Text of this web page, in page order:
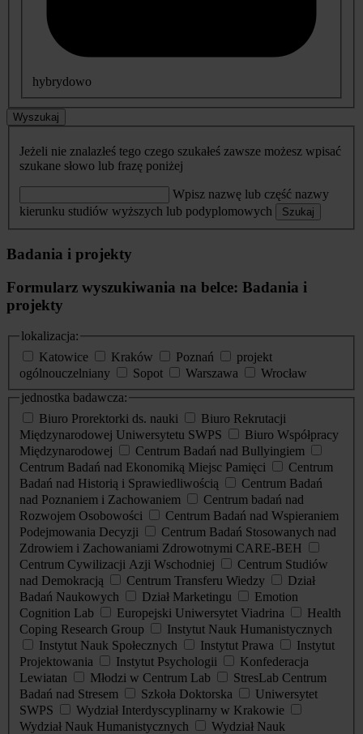
hybrydowo
Wyszukaj
Jeżeli nie znalazłeś tego czego szukałeś zawsze możesz wpisać
szukane słowo lub frazę poniżej
Wpisz nazwę lub część nazwy
kierunku studiów wyższych lub podyplomowych
Szukaj
Badania i projekty
Formularz wyszukiwania na belce: Badania i
projekty
lokalizacja:
Katowice
Kraków Poznań
projekt
ogólnouczelniany
Sopot Warszawa
Wrocław
jednostka badawcza:
Biuro Prorektorki ds. nauki
Biuro Rekrutacji
Międzynarodowej Uniwersytetu SWPS
Biuro Współpracy
Międzynarodowej
Centrum Badań nad Bullyingiem
Centrum Badań nad Ekonomiką Miejsc Pamięci
Centrum
Badań nad Historią i Sprawiedliwością
Centrum Badań
nad Poznaniem i Zachowaniem
Centrum badań nad
Rozwojem Osobowości
Centrum Badań nad Wspieraniem
Podejmowania Decyzji
Centrum Badań Stosowanych nad
Zdrowiem i Zachowaniami Zdrowotnymi CARE-BEH
Centrum Cywilizacji Azji Wschodniej
Centrum Studiów
nad Demokracją
Centrum Transferu Wiedzy
Dział
Badań Naukowych
Dział Marketingu
Emotion
Cognition Lab
Europejski Uniwersytet Viadrina
Health
Coping Research Group
Instytut Nauk Humanistycznych
Instytut Nauk Społecznych
Instytut Prawa
Instytut
Projektowania
Instytut Psychologii
Konfederacja
Lewiatan
Młodzi w Centrum Lab
StresLab Centrum
Badań nad Stresem
Szkoła Doktorska
Uniwersytet
SWPS
Wydział Interdyscyplinarny w Krakowie
Wydział Nauk Humanistycznych
Wydział Nauk